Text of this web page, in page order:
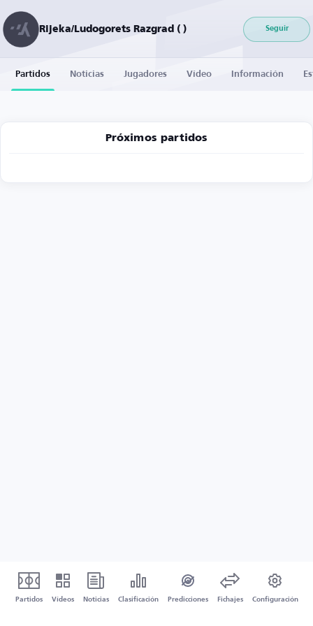
Rijeka/Ludogorets Razgrad ( ) Seguir
Partidos Noticias Jugadores Vídeo Información
Próximos partidos
Partidos Vídeos Noticias Clasificación Predicciones Fichajes Configuración